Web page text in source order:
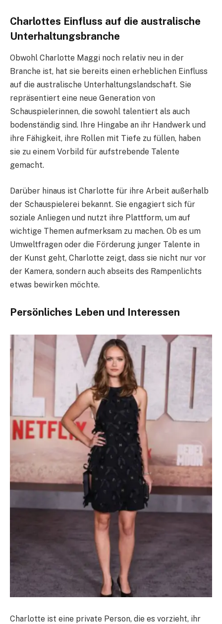
Charlottes Einfluss auf die australische
Unterhaltungsbranche
Obwohl Charlotte Maggi noch relativ neu in der
Branche ist, hat sie bereits einen erheblichen Einfluss
auf die australische Unterhaltungslandschaft. Sie
repräsentiert eine neue Generation von
Schauspielerinnen, die sowohl talentiert als auch
bodenständig sind. Ihre Hingabe an ihr Handwerk und
ihre Fähigkeit, ihre Rollen mit Tiefe zu füllen, haben
sie zu einem Vorbild für aufstrebende Talente
gemacht.
Darüber hinaus ist Charlotte für ihre Arbeit außerhalb
der Schauspielerei bekannt. Sie engagiert sich für
soziale Anliegen und nutzt ihre Plattform, um auf
wichtige Themen aufmerksam zu machen. Ob es um
Umweltfragen oder die Förderung junger Talente in
der Kunst geht, Charlotte zeigt, dass sie nicht nur vor
der Kamera, sondern auch abseits des Rampenlichts
etwas bewirken möchte.
Persönliches Leben und Interessen
Charlotte ist eine private Person, die es vorzieht, ihr